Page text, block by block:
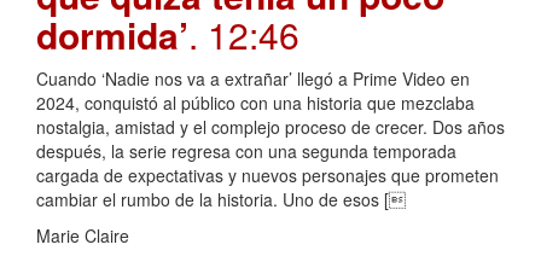
dormida’. 12:46
Cuando ‘Nadie nos va a extrañar’ llegó a Prime Video en
2024, conquistó al público con una historia que mezclaba
nostalgia, amistad y el complejo proceso de crecer. Dos años
después, la serie regresa con una segunda temporada
cargada de expectativas y nuevos personajes que prometen
cambiar el rumbo de la historia. Uno de esos [
Marie Claire